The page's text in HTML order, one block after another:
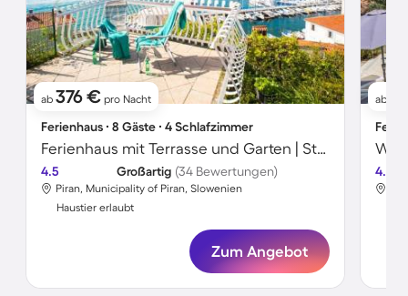
ab 376 € pro Nacht
Ferienhaus ∙ 8 Gäste ∙ 4 Schlafzimmer
Ferienhaus mit Terrasse und Garten | Stadtblick | Haustiere erlaubt
4.5 Großartig (34 Bewertungen)
Piran, Municipality of Piran, Slowenien
Haustier erlaubt
Zum Angebot
ab
4.7